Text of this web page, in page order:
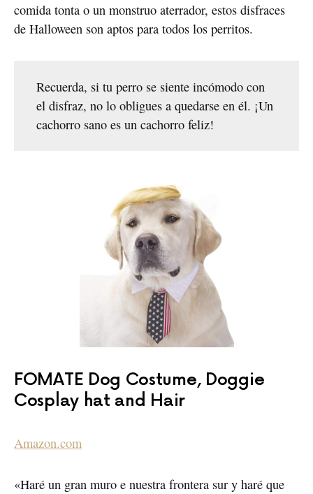
comida tonta o un monstruo aterrador, estos disfraces
de Halloween son aptos para todos los perritos.
Recuerda, si tu perro se siente incómodo con
el disfraz, no lo obligues a quedarse en él. ¡Un
cachorro sano es un cachorro feliz!
FOMATE Dog Costume, Doggie
Cosplay hat and Hair
Amazon.com
«Haré un gran muro e nuestra frontera sur y haré que